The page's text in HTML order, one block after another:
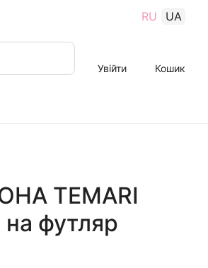
RU UA
Увійти Кошик
TEMARI
футляр